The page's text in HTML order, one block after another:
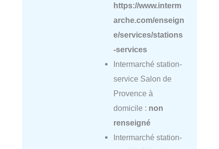
https://www.interm
arche.com/enseign
e/services/stations
-services
Intermarché station-
service Salon de
Provence à
domicile : non
renseigné
Intermarché station-